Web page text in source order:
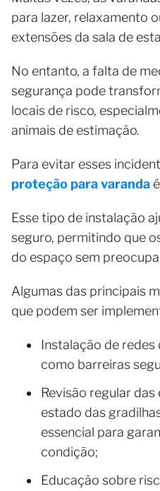
para lazer, relaxamento
extensões da sala de
No entanto, a falta de
segurança pode
locais de risco,
animais de estimação.
Para evitar esses
proteção para varanda
Esse tipo de instalação
seguro, permitindo que
do espaço sem
Algumas das principais
que podem ser
Instalação de redes
como barreiras
Revisão regular
estado das
essencial para
condição;
Educação sobre